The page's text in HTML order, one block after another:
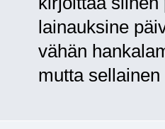
lainauksine
vähän
mutta